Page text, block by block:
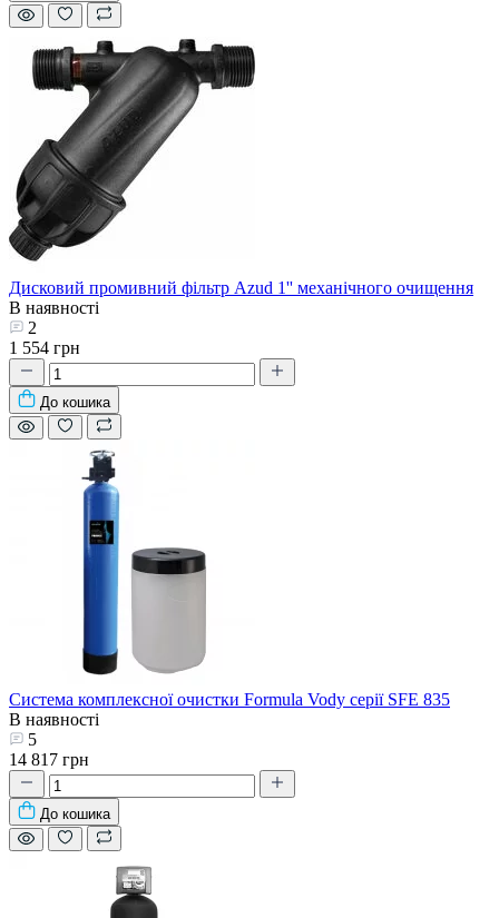
Дисковий промивний фільтр Azud 1'' механічного очищення
В наявності
2
1 554 грн
До кошика
Система комплексної очистки Formula Vody серії SFE 835
В наявності
5
14 817 грн
До кошика